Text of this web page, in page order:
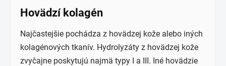
Hovädzí kolagén
Najčastejšie pochádza z hovädzej kože alebo iných
kolagénových tkanív. Hydrolyzáty z hovädzej kože
zvyčajne poskytujú najmä typy I a III. Iné hovädzie